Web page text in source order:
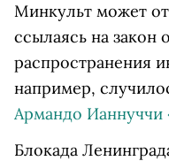
Минкульт может
ссылаясь на закон
распространения
например,
Армандо Ианнуччи
Блокада